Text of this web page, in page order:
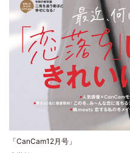
「CanCam12月号」